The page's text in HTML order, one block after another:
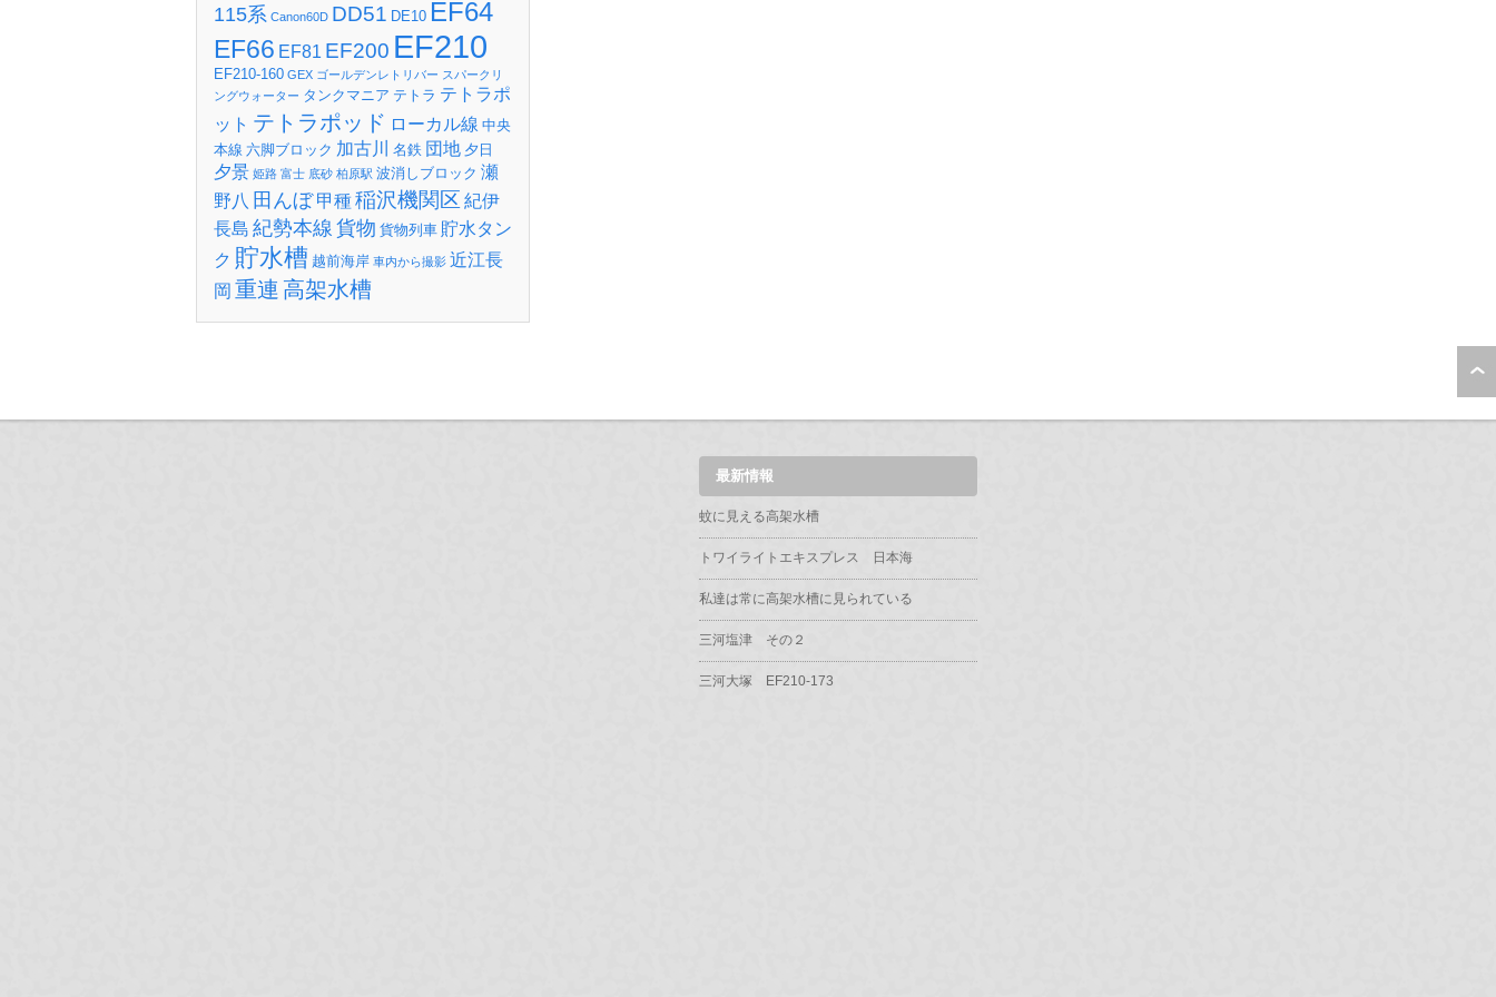
115系 Canon60D DD51 DE10 EF64
EF66 EF81 EF200 EF210
EF210-160 GEX ゴールデンレトリバー スパークリ
ングウォーター タンクマニア テトラ テトラポ
ット テトラポッド ローカル線 中央
本線 六脚ブロック 加古川 名鉄 団地 夕日
夕景 姫路 富士 底砂 柏原駅 波消しブロック 瀬
野八 田んぼ 甲種稲沢機関区 紀伊
長島 紀勢本線 貨物 貨物列車 貯水タン
ク 貯水槽 越前海岸 車内から撮影 近江長
岡 重連 高架水槽
最新情報
蚊に見える高架水槽
トワイライトエキスプレス 日本海
私達は常に高架水槽に見られている
三河塩津 その２
三河大塚 EF210-173